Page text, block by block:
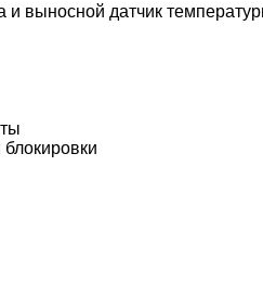
и выносной датчик